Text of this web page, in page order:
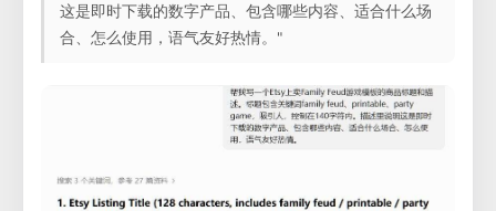
这是即时下载的数字产品、包含哪些内容、适合什么场
合、怎么使用，语气友好热情。"